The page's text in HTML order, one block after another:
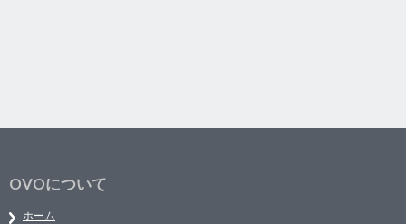
OVOについて
ホーム